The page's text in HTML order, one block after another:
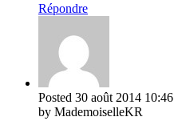
Répondre
Posted 30 août 2014 10:46
by MademoiselleKR